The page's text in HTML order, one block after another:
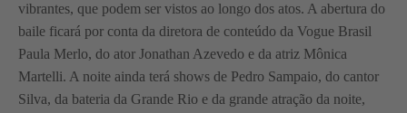
vibrantes, que podem ser vistos ao longo dos atos. A abertura do
baile ficará por conta da diretora de conteúdo da Vogue Brasil
Paula Merlo, do ator Jonathan Azevedo e da atriz Mônica
Martelli. A noite ainda terá shows de Pedro Sampaio, do cantor
Silva, da bateria da Grande Rio e da grande atração da noite,